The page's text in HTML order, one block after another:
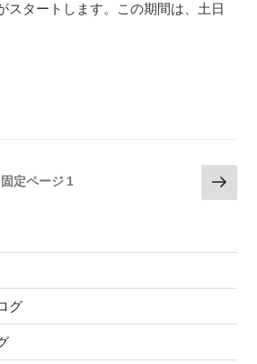
スタートします。この期間は、土日
固定ページ 1
次
の
グ